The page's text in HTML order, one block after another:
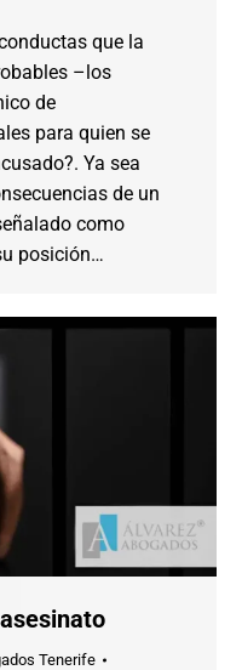
que la
–los
de
para quien se
Ya sea
de un
como
posición…
Tenerife